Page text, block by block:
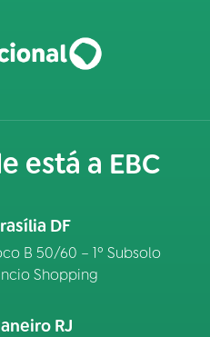
está a EBC
DF
B 50/60 – 1º Subsolo
Shopping
RJ